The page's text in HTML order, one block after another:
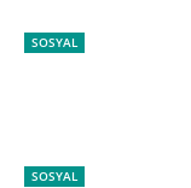
SOSYAL
SOSYAL